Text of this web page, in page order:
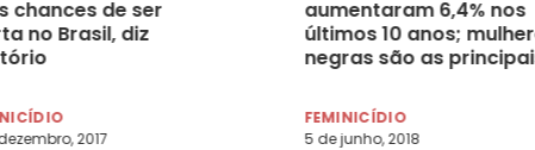
chances de ser
no Brasil, diz
2017
aumentaram 6,4% nos
últimos 10 anos;
negras são as
FEMINICÍDIO
5 de junho, 2018